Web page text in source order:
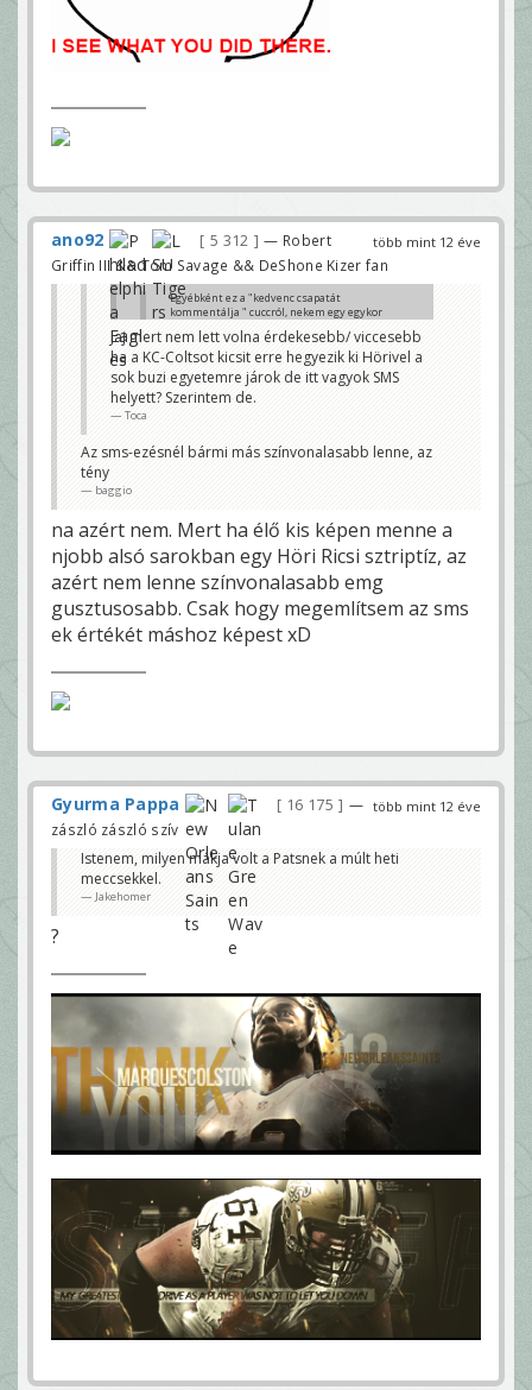
több mint 12 éve
ano92 5 312
— Robert
Griffin III && Tom Savage && DeShone Kizer fan
Egyébként ez a "kedvenc csapatát
kommentálja " cuccról, nekem egy egykor
Méhes Gabi és Szanisló Csabi
kommentálta, egyik Lazio másik Roma
drukker, én rohadtul élveztem 😀
Toca
Azért egy soccermeccs kommentálása megint más,
Jaj mert nem lett volna érdekesebb/ viccesebb
ha a KC-Coltsot kicsit erre hegyezik ki Hörivel a
sok buzi egyetemre járok de itt vagyok SMS
helyett? Szerintem de.
Toca
Az sms-ezésnél bármi más színvonalasabb lenne, az
tény
baggio
na azért nem. Mert ha élő kis képen menne a
njobb alsó sarokban egy Höri Ricsi sztriptíz, az
azért nem lenne színvonalasabb emg
gusztusosabb. Csak hogy megemlítsem az sms
ek értékét máshoz képest xD
több mint 12 éve
Gyurma Pappa 16 175
—
zászló zászló szív
Istenem, milyen mákja volt a Patsnek a múlt heti
meccsekkel.
Jakehomer
?